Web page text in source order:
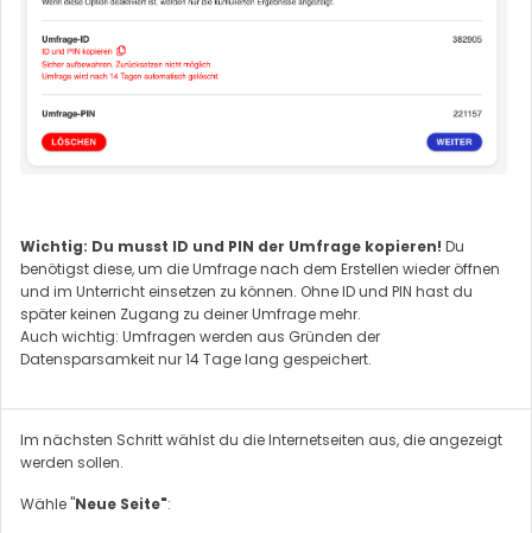
Wichtig: Du musst ID und PIN der Umfrage kopieren! Du
benötigst diese, um die Umfrage nach dem Erstellen wieder öffnen
und im Unterricht einsetzen zu können. Ohne ID und PIN hast du
später keinen Zugang zu deiner Umfrage mehr.
Auch wichtig: Umfragen werden aus Gründen der
Datensparsamkeit nur 14 Tage lang gespeichert.
Im nächsten Schritt wählst du die Internetseiten aus, die angezeigt
werden sollen.
Wähle "Neue Seite":